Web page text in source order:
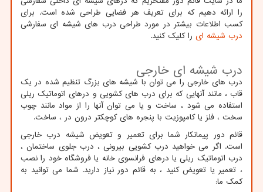
را ارائه دهیم که برای تعریف هر فضایی طراحی شده است. برای
کسب اطلاعات بیشتر در مورد طراحی درب های شیشه ای سفارشی
درب شیشه ای را کلیک کنید.
درب شیشه ای خارجی
درب های خارجی را می توان با شیشه های بزرگ تنظیم شده در یک
قاب ، مانند آنهایی که برای درب های کشویی و درهای اتوماتیک ریلی
استفاده می شود ، ساخت و یا می توان آنها را از مواد مانند چوب
سخت ، فلز یا کامپوزیت با پنجره های کوچکتر درون در ، ساخت.
قائم دور پیمانکار شما برای تعمیر و تعویض شیشه درب خارجی
است. اگر می خواهید درب کشویی بیرونی ، درب جلوی ساختمان ،
درب اتوماتیک ریلی یا درهای فرانسوی خانه یا فروشگاه خود را نصب
، تعمیر یا تعویض کنید ، به قائم دور نیاز دارید. شما می توانید به
کمک ما: